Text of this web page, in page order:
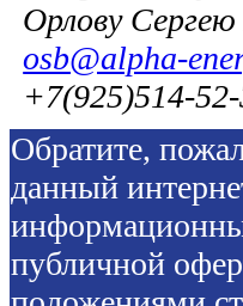
Орлову Сергею
osb@alpha-
+7(925)514-
Обратите,
данный
публичной